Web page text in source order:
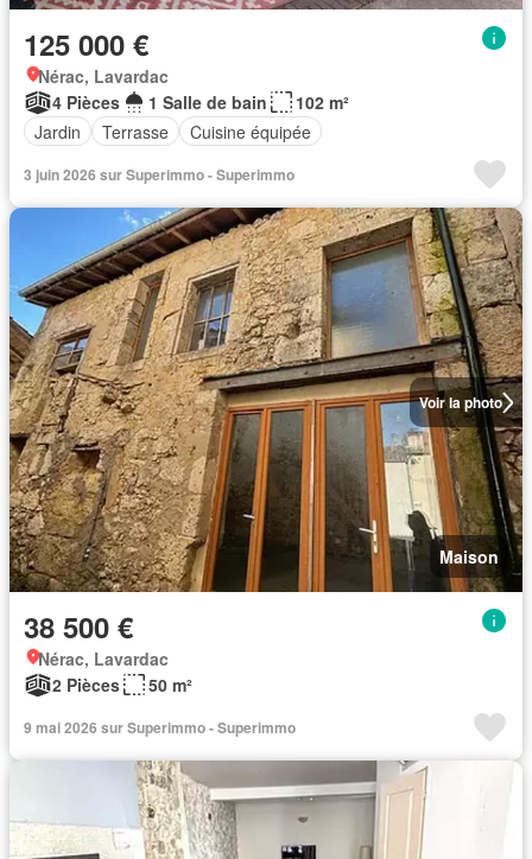
125 000 €
Nérac, Lavardac
4 Pièces
1 Salle de bain
102 m²
Jardin
Terrasse Cuisine équipée
3 juin 2026 sur Superimmo - Superimmo
Voir la photo
Maison
38 500 €
Nérac, Lavardac
2 Pièces
50 m²
9 mai 2026 sur Superimmo - Superimmo